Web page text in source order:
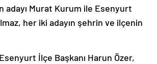
adayı Murat Kurum ile Esenyurt
her iki adayın şehrin ve ilçenin
İlçe Başkanı Harun Özer,